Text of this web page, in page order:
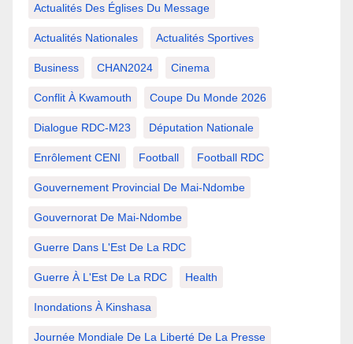
Actualités Des Églises Du Message
Actualités Nationales Actualités Sportives
Business CHAN2024 Cinema
Conflit À Kwamouth Coupe Du Monde 2026
Dialogue RDC-M23 Députation Nationale
Enrôlement CENI Football Football RDC
Gouvernement Provincial De Mai-Ndombe
Gouvernorat De Mai-Ndombe
Guerre Dans L'Est De La RDC
Guerre À L'Est De La RDC Health
Inondations À Kinshasa
Journée Mondiale De La Liberté De La Presse